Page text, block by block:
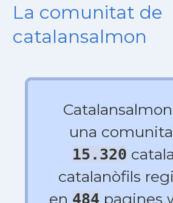
La comunitat de
catalansalmon
una
15.320
catalanòfils
en 484 pagines